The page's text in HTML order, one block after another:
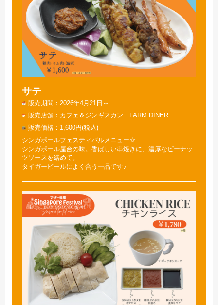
サテ
販売期間
2026年4月21日～
販売店舗
カフェ＆ジンギスカン FARM DINER
販売価格
1,600円(税込)
シンガポールフェスティバルメニュー☆
シンガポール屋台の味。香ばしい串焼きに、濃厚なピーナッ
ツソースを絡めて。
タイガービールによく合う一品です♪